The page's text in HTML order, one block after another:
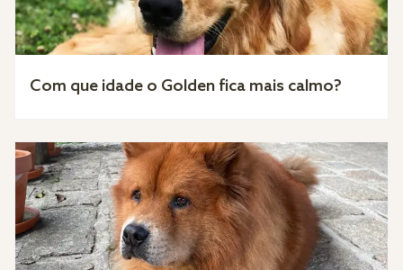
Com que idade o Golden fica mais calmo?